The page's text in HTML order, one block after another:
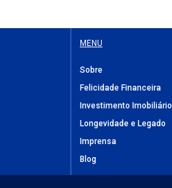
MENU
Sobre
Felicidade Financeira
Investimento Imobiliário
Longevidade e Legado
Imprensa
Blog